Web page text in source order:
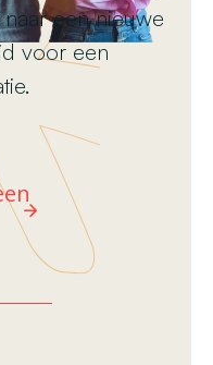
een nieuwe
voor een